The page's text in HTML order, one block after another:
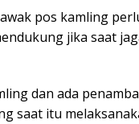
pos kamling
jika saat
dan ada
saat itu